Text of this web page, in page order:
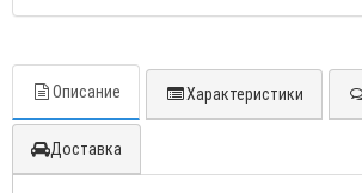
Описание Характеристики
Доставка